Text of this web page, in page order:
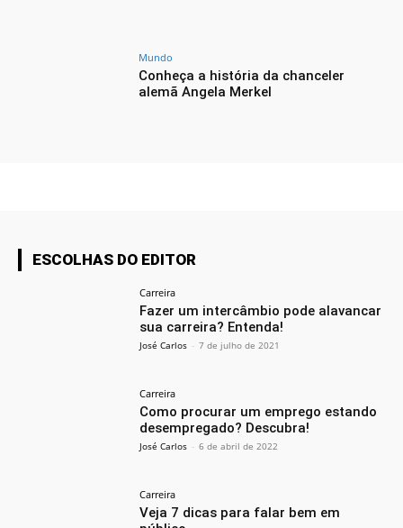
Mundo
Conheça a história da chanceler
alemã Angela Merkel
ESCOLHAS DO EDITOR
Carreira
Fazer um intercâmbio pode alavancar
sua carreira? Entenda!
José Carlos - 7 de julho de 2021
Carreira
Como procurar um emprego estando
desempregado? Descubra!
José Carlos - 6 de abril de 2022
Carreira
Veja 7 dicas para falar bem em